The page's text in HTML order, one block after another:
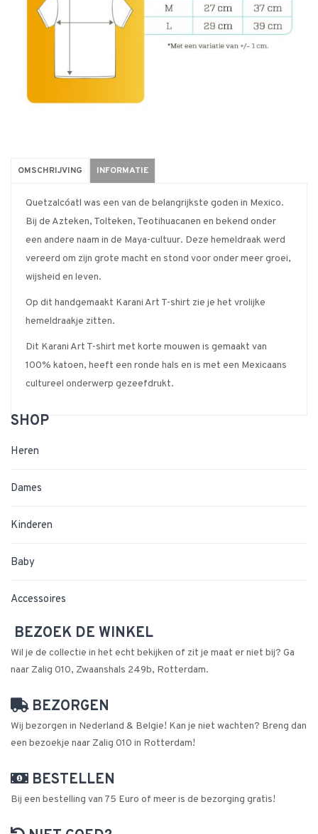
OMSCHRIJVING INFORMATIE
Quetzalcóatl was een van de belangrijkste goden in Mexico.
Bij de Azteken, Tolteken, Teotihuacanen en bekend onder
een andere naam in de Maya-cultuur. Deze hemeldraak werd
vereerd om zijn grote macht en stond voor onder meer groei,
wijsheid en leven.
Op dit handgemaakt Karani Art T-shirt zie je het vrolijke
hemeldraakje zitten.
Dit Karani Art T-shirt met korte mouwen is gemaakt van
100% katoen, heeft een ronde hals en is met een Mexicaans
cultureel onderwerp gezeefdrukt.
SHOP
Heren
Dames
Kinderen
Baby
Accessoires
BEZOEK DE WINKEL
Wil je de collectie in het echt bekijken of zit je maat er niet bij? Ga
naar Zalig 010, Zwaanshals 249b, Rotterdam.
BEZORGEN
Wij bezorgen in Nederland & Belgie! Kan je niet wachten? Breng dan
een bezoekje naar Zalig 010 in Rotterdam!
BESTELLEN
Bij een bestelling van 75 Euro of meer is de bezorging gratis!